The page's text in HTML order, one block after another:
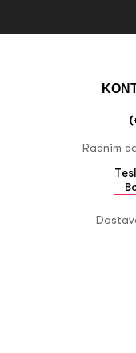
Radnim